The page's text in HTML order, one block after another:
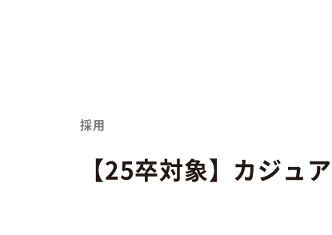
採用
【25卒対象】カジュ